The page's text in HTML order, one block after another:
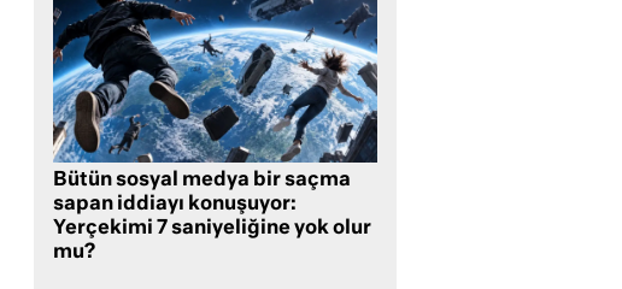
Bütün sosyal medya bir saçma
sapan iddiayı konuşuyor:
Yerçekimi 7 saniyeliğine yok olur
mu?